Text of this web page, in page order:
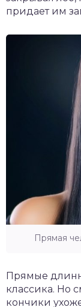
придает им
Прямая
Прямые
классика. Но
кончики